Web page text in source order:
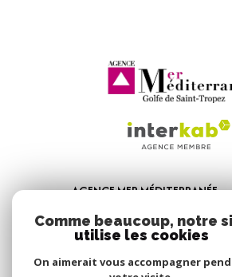
AGENCE MER MÉDITERRANÉE
1, Avenue de la Mer - Les
83310Port Grimaud
04 94 56 09 12
Comme beaucoup, notre
utilise les cookies
On aimerait vous accompagner